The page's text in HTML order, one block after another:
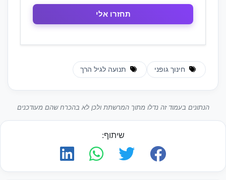
חינוך גופני תנועה לגיל הרך
הנתונים בעמוד זה נדלו מתוך המרשתת ולכן לא בהכרח שהם מעודכנים
שיתוף: